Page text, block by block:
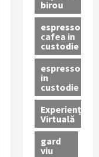
birou
espressor
cafea in
custodie
espressor
in
custodie
Experiență
Virtuală
gard
viu